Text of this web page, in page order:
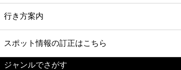
行き方案内
スポット情報の訂正はこちら
ジャンルでさがす